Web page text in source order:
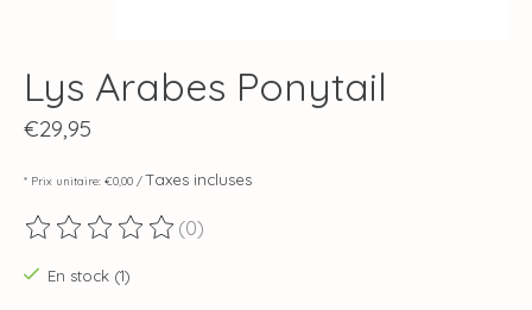
Lys Arabes Ponytail
€29,95
* Prix unitaire: €0,00 /Taxes incluses
Ce produit est évalué à
(0)
En stock (1)